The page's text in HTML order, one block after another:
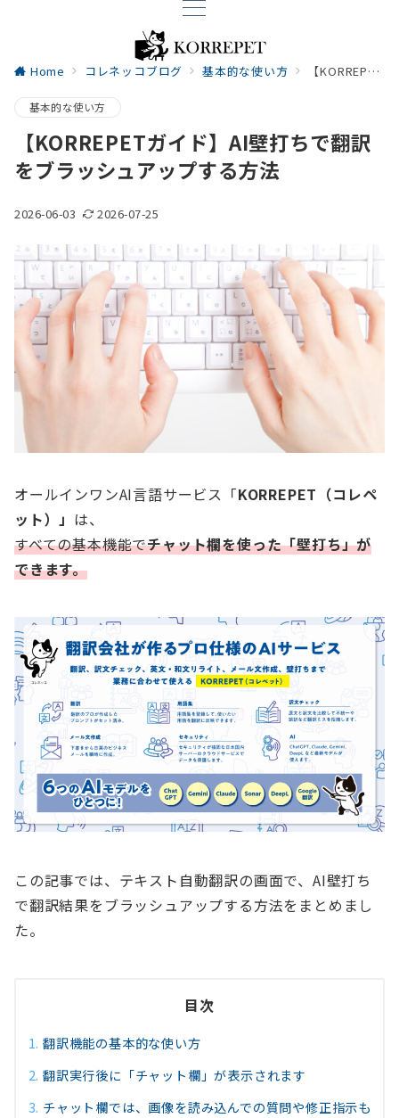
Home コレネッコブログ 基本的な使い方 【KORREPETガイド】AI壁打ちで翻訳をブラッシュアップする方法
基本的な使い方
【KORREPETガイド】AI壁打ちで翻訳
をブラッシュアップする方法
2026-06-03 2026-07-25
オールインワンAI言語サービス「KORREPET（コレペ
ット）」 は、
すべての基本機能でチャット欄を使った「壁打ち」が
できます。
この記事では、テキスト自動翻訳の画面で、AI壁打ち
で翻訳結果をブラッシュアップする方法をまとめまし
た。
目次
翻訳機能の基本的な使い方
翻訳実行後に「チャット欄」が表示されます
チャット欄では、画像を読み込んでの質問や修正指示も